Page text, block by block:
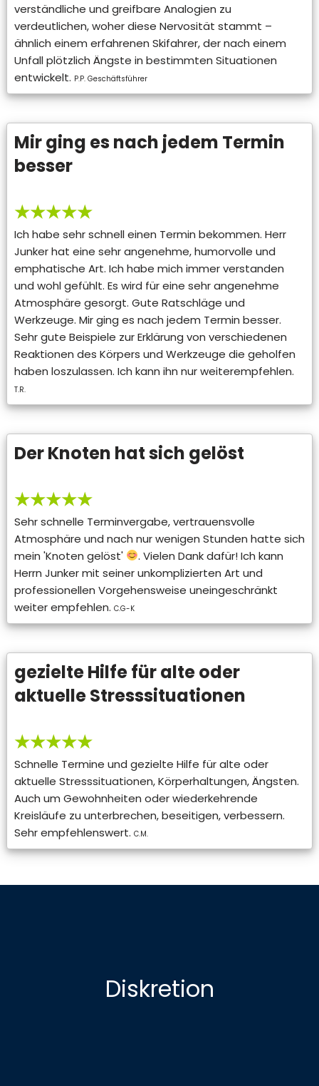
verständliche und greifbare Analogien zu
verdeutlichen, woher diese Nervosität stammt –
ähnlich einem erfahrenen Skifahrer, der nach einem
Unfall plötzlich Ängste in bestimmten Situationen
entwickelt. P.P. Geschäftsführer
Mir ging es nach jedem Termin
besser
★★★★★
Ich habe sehr schnell einen Termin bekommen. Herr
Junker hat eine sehr angenehme, humorvolle und
emphatische Art. Ich habe mich immer verstanden
und wohl gefühlt. Es wird für eine sehr angenehme
Atmosphäre gesorgt. Gute Ratschläge und
Werkzeuge. Mir ging es nach jedem Termin besser.
Sehr gute Beispiele zur Erklärung von verschiedenen
Reaktionen des Körpers und Werkzeuge die geholfen
haben loszulassen. Ich kann ihn nur weiterempfehlen.
T.R.
Der Knoten hat sich gelöst
★★★★★
Sehr schnelle Terminvergabe, vertrauensvolle
Atmosphäre und nach nur wenigen Stunden hatte sich
mein 'Knoten gelöst'
. Vielen Dank dafür! Ich kann
Herrn Junker mit seiner unkomplizierten Art und
professionellen Vorgehensweise uneingeschränkt
weiter empfehlen. C.G-K
gezielte Hilfe für alte oder
aktuelle Stresssituationen
★★★★★
Schnelle Termine und gezielte Hilfe für alte oder
aktuelle Stresssituationen, Körperhaltungen, Ängsten.
Auch um Gewohnheiten oder wiederkehrende
Kreisläufe zu unterbrechen, beseitigen, verbessern.
Sehr empfehlenswert. C.M.
Diskretion